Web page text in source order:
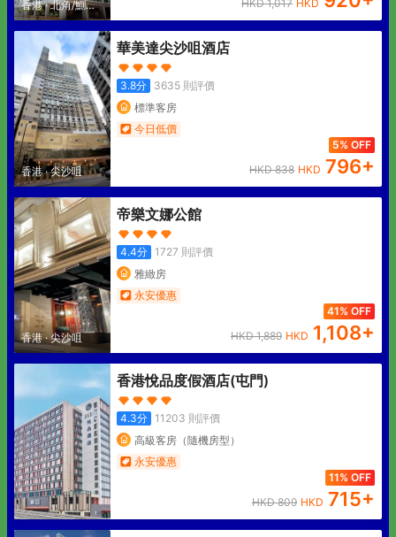
香港·北角/鰂魚
涌
HKD1,017 HKD
香港·尖沙咀
華美達尖沙咀酒店
3.8分 3635則評價
標準客房
今日低價
5% OFF
HKD838 HKD 796+
香港·尖沙咀
帝樂文娜公館
4.4分 1727 則評價
雅緻房
永安優惠
41% OFF
HKD1,889 HKD 1,108+
香港悅品度假酒店(屯門)
4.3分 11203 則評價
高級客房（隨機房型）
永安優惠
11% OFF
HKD809 HKD 715+